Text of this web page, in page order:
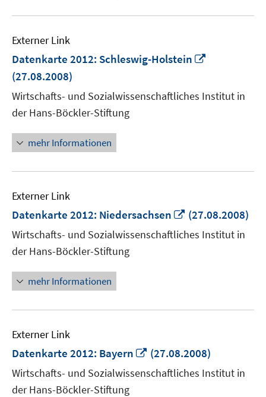
Externer Link
Datenkarte 2012: Schleswig-Holstein
öffnen
(27.08.2008)
Wirtschafts- und Sozialwissenschaftliches Institut in
der Hans-Böckler-Stiftung
mehr Informationen
Externer Link
Datenkarte 2012: Niedersachsen
In
Fenster
(27.08.2008)
Wirtschafts- und Sozialwissenschaftliches Institut in
der Hans-Böckler-Stiftung
mehr Informationen
Externer Link
Datenkarte 2012: Bayern
In
neuem
Fenster
(27.08.2008)
Wirtschafts- und Sozialwissenschaftliches Institut in
der Hans-Böckler-Stiftung